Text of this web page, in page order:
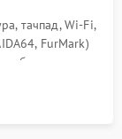
тачпад, Wi-Fi,
FurMark)